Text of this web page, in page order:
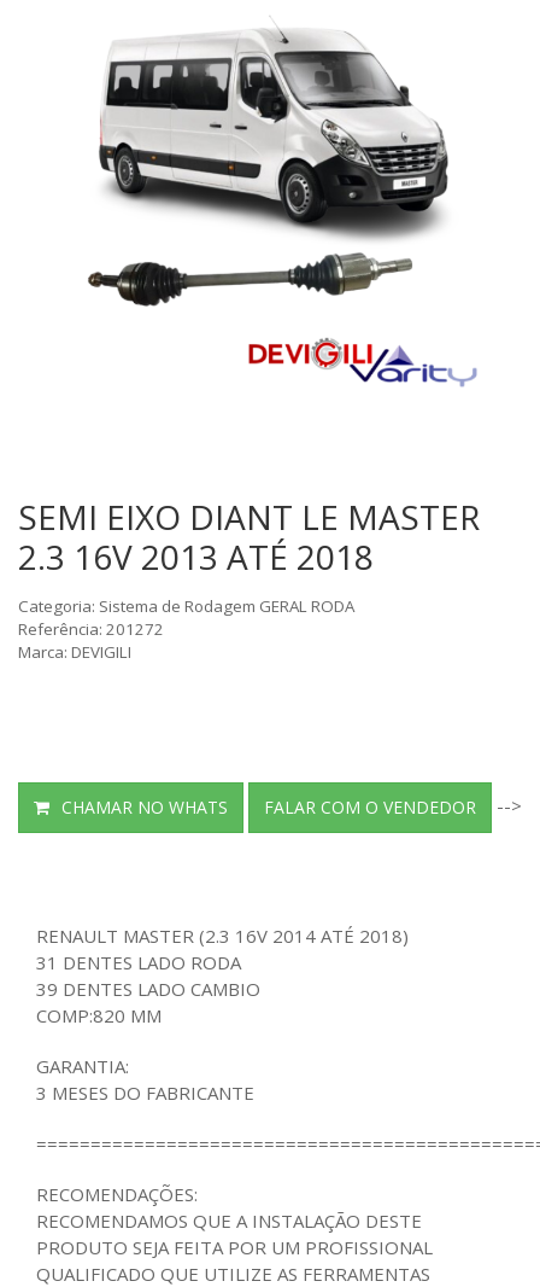
SEMI EIXO DIANT LE MASTER
2.3 16V 2013 ATÉ 2018
Categoria: Sistema de Rodagem GERAL RODA
Referência: 201272
Marca: DEVIGILI
CHAMAR NO WHATS FALAR COM O VENDEDOR -->
RENAULT MASTER (2.3 16V 2014 ATÉ 2018)
31 DENTES LADO RODA
39 DENTES LADO CAMBIO
COMP:820 MM
GARANTIA:
3 MESES DO FABRICANTE
RECOMENDAÇÕES:
RECOMENDAMOS QUE A INSTALAÇÃO DESTE
PRODUTO SEJA FEITA POR UM PROFISSIONAL
QUALIFICADO QUE UTILIZE AS FERRAMENTAS